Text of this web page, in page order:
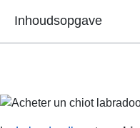
Inhoudsopgave